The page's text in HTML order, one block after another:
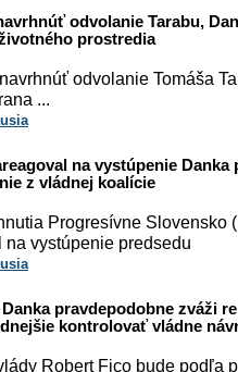
odvolanie Tarabu,
prostredia
odvolanie Tomáša
...
na vystúpenie Danka
z vládnej koalície
Progresívne Slovensko
na vystúpenie predsedu
pravdepodobne zváži
kontrolovať vládne
Robert Fico bude podľa